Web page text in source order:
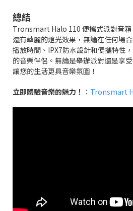
總結
Tronsmart Halo 110 便攜式派對音箱
還有華麗的燈光效果，無論在任何場
播放時間、IPX7防水設計和便攜特性
的音樂伴侶。無論是舉辦派對還是享
讓您的生活更具音樂氛圍！
立即體驗音樂的魅力！ ： Tronsmart